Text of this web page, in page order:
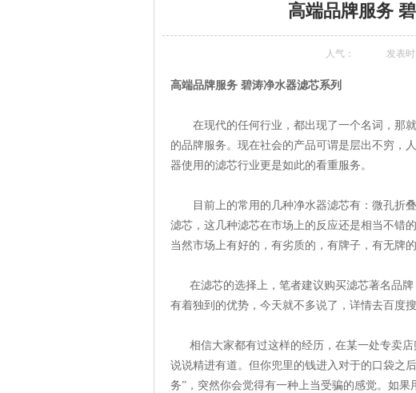
高端品牌服务
人气： 发表时
高端品牌服务 碧涛净水器滤芯系列
在现代的任何行业，都出现了一个名词，那就
的品牌服务。现在社会的产品可谓是层出不穷，
器使用的滤芯行业更是如此的看重服务。
目前上的常用的几种净水器滤芯有：微孔折
滤芯，这几种滤芯在市场上的反应还是相当不错
当然市场上有好的，有劣质的，有牌子，有无牌
在滤芯的选择上，笔者建议购买滤芯著名品牌
有着独到的优势，今天就不多说了，详情去百度
相信大家都有过这样的经历，在某一处专卖店
说说精进有道。但你兜里的钱进入对于的口袋之
务”，突然你会觉得有一种上当受骗的感觉。如